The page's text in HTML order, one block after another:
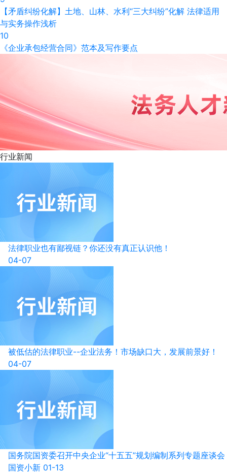
【矛盾纠纷化解】土地、山林、水利“三大纠纷”化解 法律适用
与实务操作浅析
10
《企业承包经营合同》范本及写作要点
行业新闻
法律职业也有鄙视链？你还没有真正认识他！
04-07
被低估的法律职业--企业法务！市场缺口大，发展前景好！
04-07
国务院国资委召开中央企业“十五五”规划编制系列专题座谈会
国资小新 01-13